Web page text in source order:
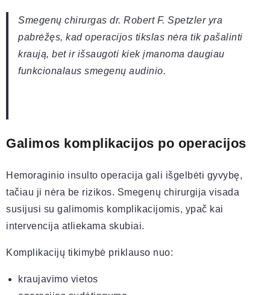
Smegenų chirurgas dr. Robert F. Spetzler yra
pabrėžęs, kad operacijos tikslas nėra tik pašalinti
kraują, bet ir išsaugoti kiek įmanoma daugiau
funkcionalaus smegenų audinio.
Galimos komplikacijos po operacijos
Hemoraginio insulto operacija gali išgelbėti gyvybę,
tačiau ji nėra be rizikos. Smegenų chirurgija visada
susijusi su galimomis komplikacijomis, ypač kai
intervencija atliekama skubiai.
Komplikacijų tikimybė priklauso nuo:
kraujavimo vietos